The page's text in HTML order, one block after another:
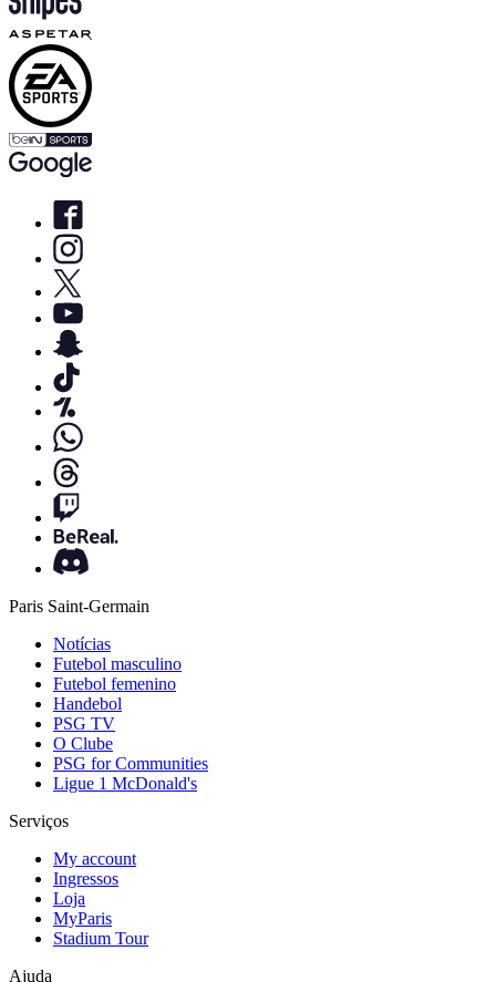
Paris Saint-Germain
Notícias
Futebol masculino
Futebol femenino
Handebol
PSG TV
O Clube
PSG for Communities
Ligue 1 McDonald's
Serviços
My account
Ingressos
Loja
MyParis
Stadium Tour
Ajuda